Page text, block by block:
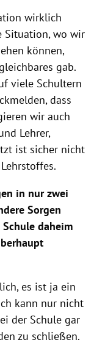
wirklich
Situation, wo wir
können,
gab.
viele Schultern
dass
wir auch
Lehrer,
ist sicher nicht
in nur zwei
Sorgen
Schule daheim
es ist ja ein
kann nur nicht
der Schule gar
zu schließen.